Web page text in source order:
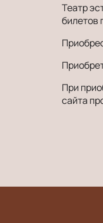
Театр
билетов
При
сайта